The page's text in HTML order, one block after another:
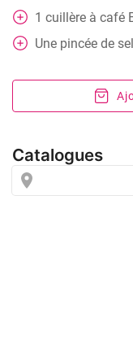
1 cuillère à café
Une pincée de sel